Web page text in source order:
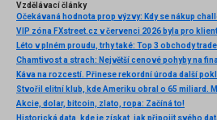
Vzdělávací články
Očekávaná hodnota prop výzvy: Kdy se nákup
VIP zóna FXstreet.cz v červenci 2026 byla pro
Káva na rozcestí. Přinese rekordní úroda další
Akcie, dolar, bitcoin, zlato, ropa: Začíná to!